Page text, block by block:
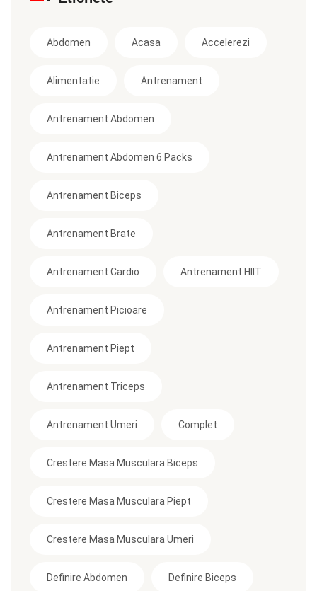
Abdomen Acasa Accelerezi
Alimentatie Antrenament
Antrenament Abdomen
Antrenament Abdomen 6 Packs
Antrenament Biceps
Antrenament Brate
Antrenament Cardio Antrenament HIIT
Antrenament Picioare
Antrenament Piept
Antrenament Triceps
Antrenament Umeri Complet
Crestere Masa Musculara Biceps
Crestere Masa Musculara Piept
Crestere Masa Musculara Umeri
Definire Abdomen Definire Biceps